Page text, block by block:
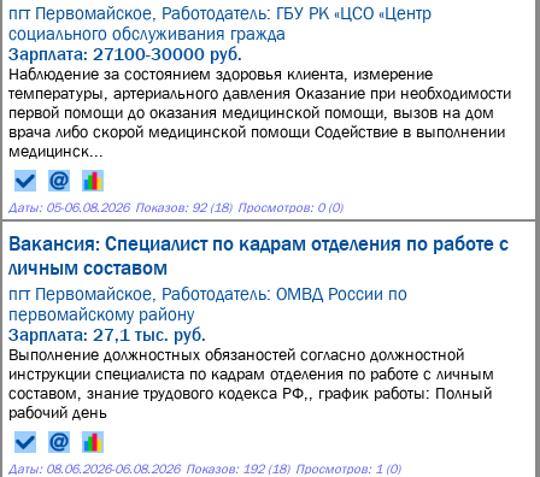
пгт Первомайское, Работодатель: ГБУ РК «ЦСО «Центр
социального обслуживания гражда
Зарплата: 27100-30000 руб.
Наблюдение за состоянием здоровья клиента, измерение
температуры, артериального давления Оказание при необходимости
первой помощи до оказания медицинской помощи, вызов на дом
врача либо скорой медицинской помощи Содействие в выполнении
медицинск...
Даты: 05-06.08.2026 Показов: 92 (18) Просмотров: 0 (0)
Вакансия: Специалист по кадрам отделения по работе с
личным составом
пгт Первомайское, Работодатель: ОМВД России по
первомайскому району
Зарплата: 27,1 тыс. руб.
Выполнение должностных обязаностей согласно должностной
инструкции специалиста по кадрам отделения по работе с личным
составом, знание трудового кодекса РФ,, график работы: Полный
рабочий день
Даты: 08.06.2026-06.08.2026 Показов: 192 (18) Просмотров: 1 (0)